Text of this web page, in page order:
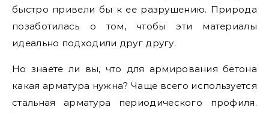
быстро привели бы к ее разрушению. Природа
позаботилась о том, чтобы эти материалы
идеально подходили друг другу.
Но знаете ли вы, что для армирования бетона
какая арматура нужна? Чаще всего используется
стальная арматура периодического профиля.